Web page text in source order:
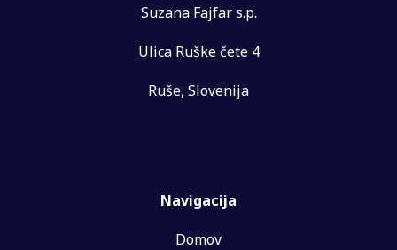
Suzana Fajfar s.p.
Ulica Ruške čete 4
Ruše, Slovenija
Navigacija
Domov